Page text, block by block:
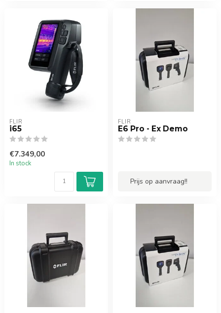
FLIR
i65
€7.349,00
In stock
FLIR
E6 Pro - Ex Demo
Prijs op aanvraag!!